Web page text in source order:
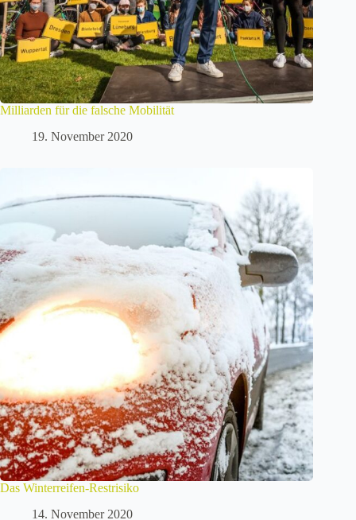
Milliarden für die falsche Mobilität
19. November 2020
Das Winterreifen-Restrisiko
14. November 2020